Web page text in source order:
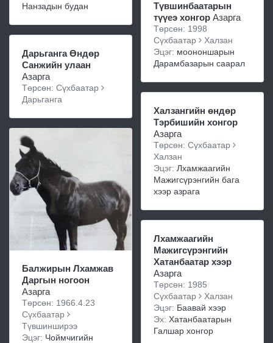
Нанзадын будан
Дарьганга Өндөр
Санжийн улаан
Азарга
Төрсөн: Сүхбаатар
Дарьганга
Балжирын Лхамжав
Даргын ногоон
Азарга
Төрсөн: 1966.4.23
Сүхбаатар
Түвшинширээ
Эцэг: Чоймчигийн
Түвшинбаатарын
түүеэ хонгор Азарга
Төрсөн: 1998
Сүхбаатар
Халзан
Эцэг: моононшарын
Дарамбазарын саарал
Халзангийн өндөр
Тэрбишийн хонгор
Азарга
Төрсөн: Сүхбаатар
Халзан
Эцэг: Лхамжаагийн
Мажигсүрэнгийн бага
хээр азрага
Лхамжаагийн
Мажигсүрэнгийн
Хатанбаатар хээр
Азарга
Төрсөн: 1985
Сүхбаатар
Халзан
Эцэг: Баавай хээр
Эх: Хатанбаатарын
Галшар хонгор